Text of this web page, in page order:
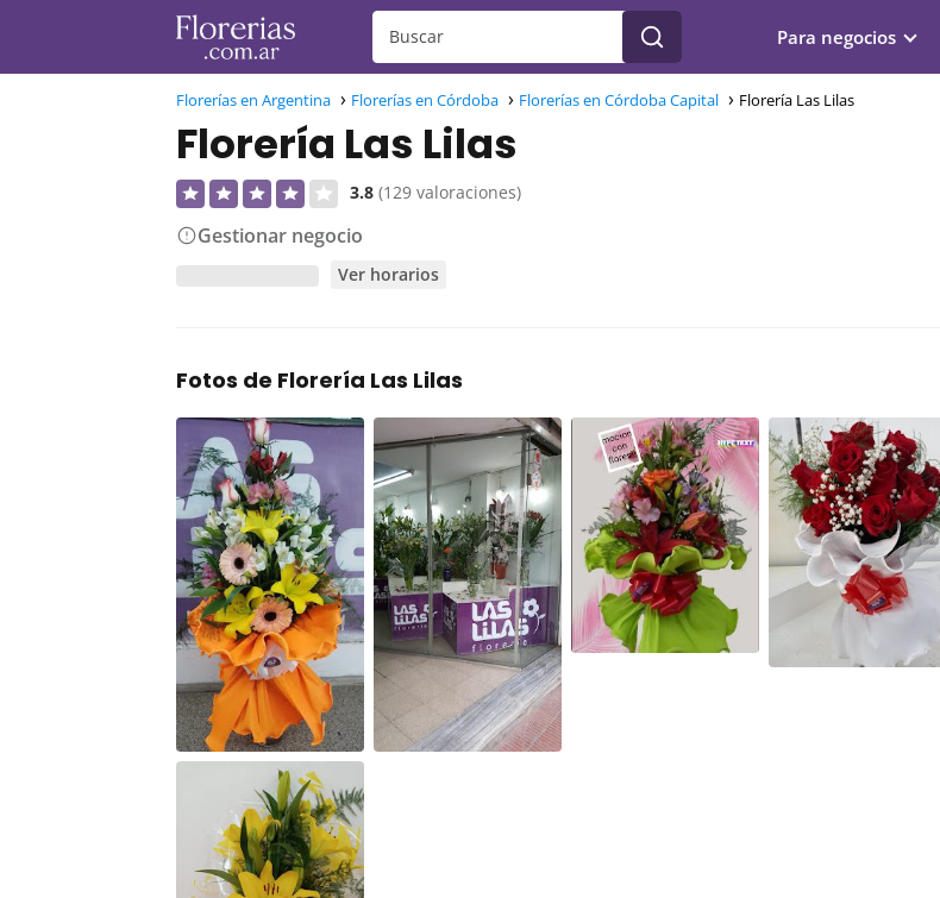
Para negocios
Florerías en Argentina Florerías en Córdoba Florerías en Córdoba Capital Florería Las Lilas
Florería Las Lilas
3.8 (129 valoraciones)
Gestionar negocio
Ver horarios
Fotos de Florería Las Lilas